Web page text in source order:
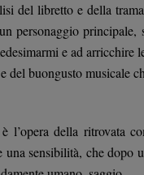
del libretto e della
personaggio
e ad arricchire
buongusto musicale
della ritrovata
sensibilità, che dopo